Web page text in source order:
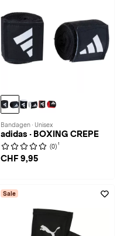
Bandagen · Unisex
adidas · BOXING CREPE
(0) 1
CHF 9,95
Sale